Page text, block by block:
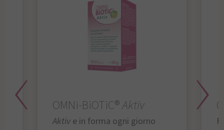
OMNi-BiOTiC®Aktiv
Aktiv e in forma ogni giorno